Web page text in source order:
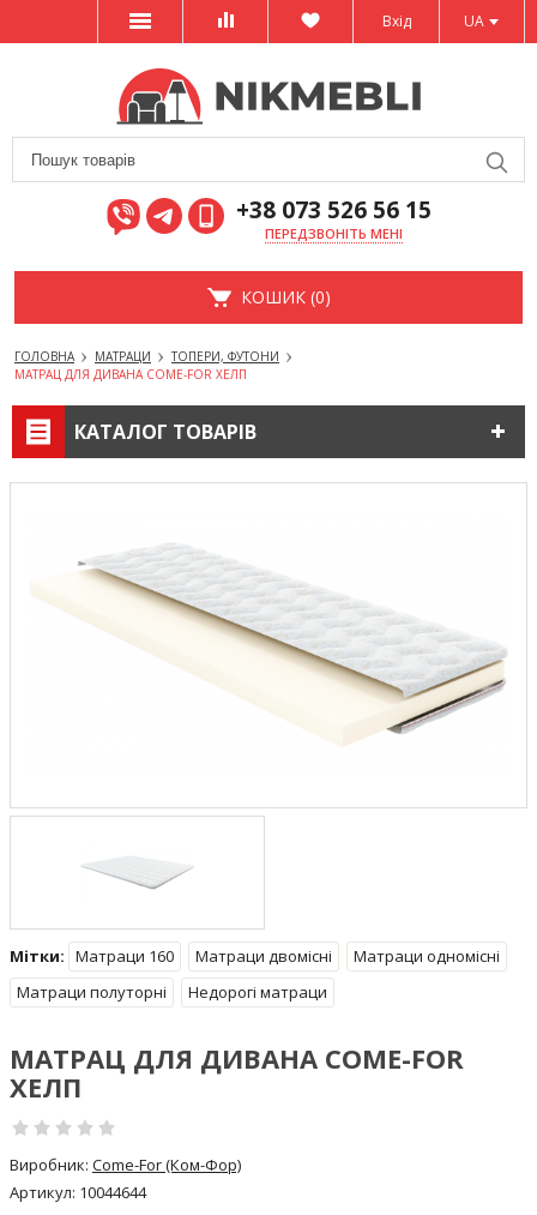
UA
Вхід
+38 073 526 56 15
ПЕРЕДЗВОНІТЬ МЕНІ
КОШИК (0)
ГОЛОВНА МАТРАЦИ
ТОПЕРИ, ФУТОНИ
МАТРАЦ ДЛЯ ДИВАНА COME-FOR ХЕЛП
КАТАЛОГ ТОВАРІВ
Мітки: Матраци 160 Матраци двомісні
Матраци одномісні
Матраци полуторні
Недорогі матраци
МАТРАЦ ДЛЯ ДИВАНА COME-FOR
ХЕЛП
Виробник: Come-For (Ком-Фор)
Артикул: 10044644